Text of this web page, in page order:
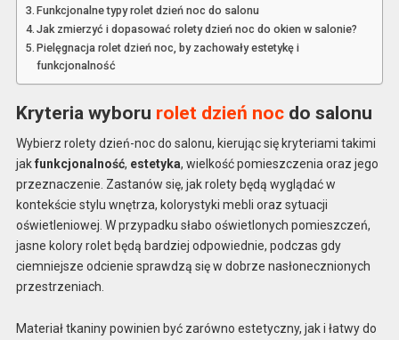
Funkcjonalne typy rolet dzień noc do salonu
Jak zmierzyć i dopasować rolety dzień noc do okien w salonie?
Pielęgnacja rolet dzień noc, by zachowały estetykę i
funkcjonalność
Kryteria wyboru rolet dzień nocdo salonu
Wybierz rolety dzień-noc do salonu, kierując się kryteriami takimi
jakfunkcjonalność, estetyka, wielkość pomieszczenia oraz jego
przeznaczenie. Zastanów się, jak rolety będą wyglądać w
kontekście stylu wnętrza, kolorystyki mebli oraz sytuacji
oświetleniowej. W przypadku słabo oświetlonych pomieszczeń,
jasne kolory rolet będą bardziej odpowiednie, podczas gdy
ciemniejsze odcienie sprawdzą się w dobrze nasłonecznionych
przestrzeniach.
Materiał tkaniny powinien być zarówno estetyczny, jak i łatwy do